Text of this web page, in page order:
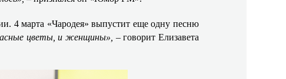
4 марта «Чародея» выпустит еще одну песню
цветы, и женщины», – говорит Елизавета